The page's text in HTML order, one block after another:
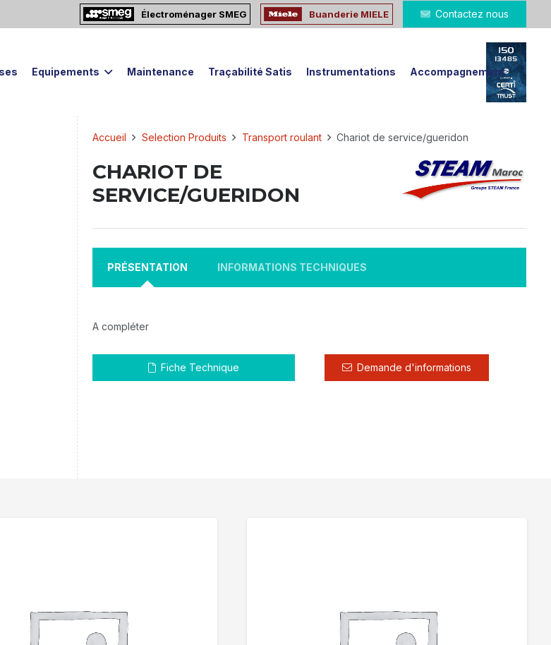
Électroménager SMEG Buanderie MIELE Contactez nous
Equipements Maintenance Traçabilité Satis Instrumentations Accompagnement
Accueil Selection Produits Transport roulant Chariot de service/gueridon
CHARIOT DE
SERVICE/GUERIDON
PRÉSENTATION INFORMATIONS TECHNIQUES
A compléter
Fiche Technique Demande d'informations